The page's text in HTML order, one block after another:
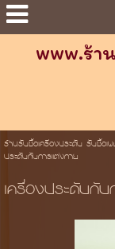
www.ร้า
ร้านรับซื้อเครื่องประดับ รับซื้อเ
ประดับกับการแต่งกาย
เครื่องประดับกับ